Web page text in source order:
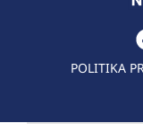
POLITIKA